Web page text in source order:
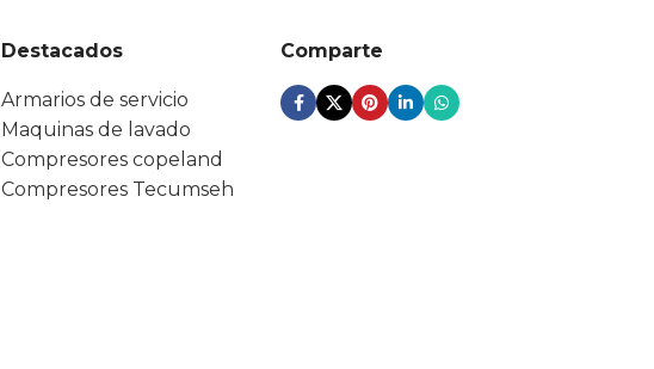
Destacados
Armarios de servicio
Maquinas de lavado
Compresores copeland
Compresores Tecumseh
Comparte